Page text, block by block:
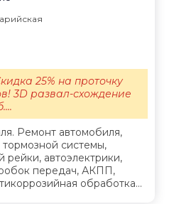
Ремонт автомобиля,
тормозной системы,
рейки, автоэлектрики,
передач, АКПП,
обработка...
25% на проточку
3D развал-схождение